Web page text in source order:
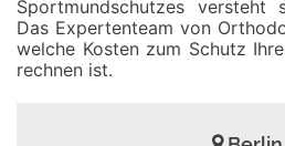
Sportmundschutzes versteht
Das Expertenteam von
welche Kosten zum Schutz
rechnen ist.